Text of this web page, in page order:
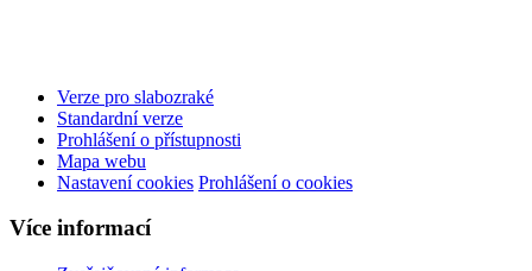
Verze pro slabozraké
Standardní verze
Prohlášení o přístupnosti
Mapa webu
Nastavení cookies Prohlášení o cookies
Více informací